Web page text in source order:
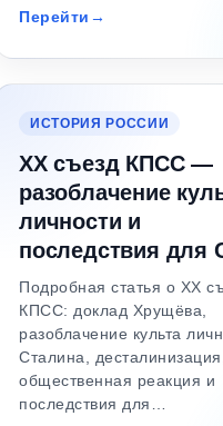
Перейти
ИСТОРИЯ РОССИИ
XX съезд КПСС —
разоблачение
личности и
последствия для
Подробная статья о XX
КПСС: доклад Хрущёва,
разоблачение культа
Сталина, десталинизация,
общественная реакция и
последствия для…